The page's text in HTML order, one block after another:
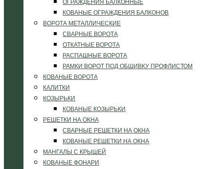
ОГРАЖДЕНИЯ БАЛКОННЫЕ
КОВАНЫЕ ОГРАЖДЕНИЯ БАЛКОНОВ
ВОРОТА МЕТАЛЛИЧЕСКИЕ
СВАРНЫЕ ВОРОТА
ОТКАТНЫЕ ВОРОТА
РАСПАШНЫЕ ВОРОТА
РАМКИ ВОРОТ ПОД ОБШИВКУ ПРОФЛИСТОМ
КОВАНЫЕ ВОРОТА
КАЛИТКИ
КОЗЫРЬКИ
КОВАНЫЕ КОЗЫРЬКИ
РЕШЕТКИ НА ОКНА
СВАРНЫЕ РЕШЕТКИ НА ОКНА
КОВАНЫЕ РЕШЕТКИ НА ОКНА
МАНГАЛЫ С КРЫШЕЙ
КОВАНЫЕ ФОНАРИ